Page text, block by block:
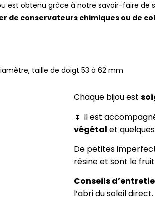
est obtenu grâce à notre savoir-faire de
de conservateurs chimiques ou de
taille de doigt 53 à 62 mm
Chaque bijou est
🌷 Il est
végétal et
De petites
résine et sont le
Conseils
l’abri du soleil direct.